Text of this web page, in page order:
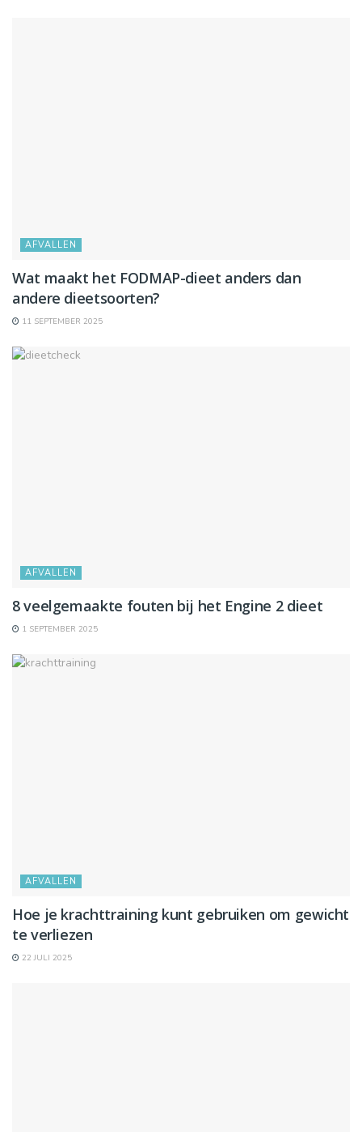
AFVALLEN
Wat maakt het FODMAP-dieet anders dan
andere dieetsoorten?
11 SEPTEMBER 2025
AFVALLEN
8 veelgemaakte fouten bij het Engine 2 dieet
1 SEPTEMBER 2025
AFVALLEN
Hoe je krachttraining kunt gebruiken om gewicht
te verliezen
22 JULI 2025